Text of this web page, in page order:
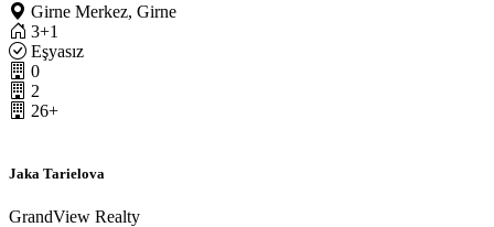
Girne Merkez, Girne
3+1
Eşyasız
0
2
26+
Jaka Tarielova
GrandView Realty